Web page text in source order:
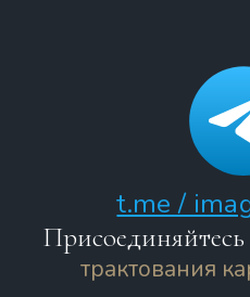
t.me /
трактования